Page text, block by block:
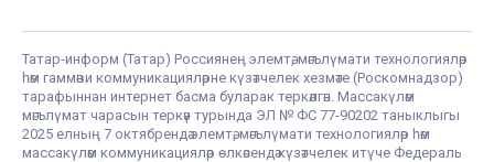
Татар-информ (Татар) Россиянең элемтә, мәгълүмати технологияләр
һәм гаммәви коммуникацияләрне күзәтчелек хезмәте (Роскомнадзор)
тарафыннан интернет басма буларак теркәлгән. Массакүләм
мәгълүмат чарасын теркәү турында ЭЛ № ФС 77-90202 таныклыгы
2025 елның 7 октябрендә элемтә, мәгълүмати технологияләр һәм
массакүләм коммуникацияләр өлкәсендә күзәтчелек итүче Федераль